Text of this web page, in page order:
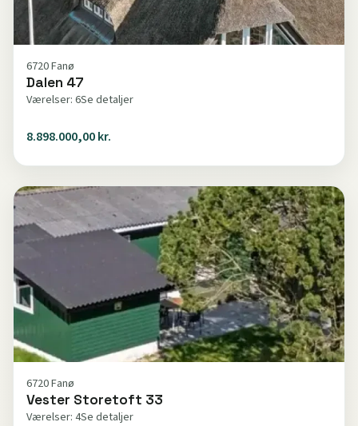
6720 Fanø
Dalen 47
Værelser: 6Se detaljer
8.898.000,00 kr.
6720 Fanø
Vester Storetoft 33
Værelser: 4Se detaljer